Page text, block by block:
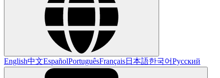
English中文EspañolPortuguêsFrançais日本語한국어Русский